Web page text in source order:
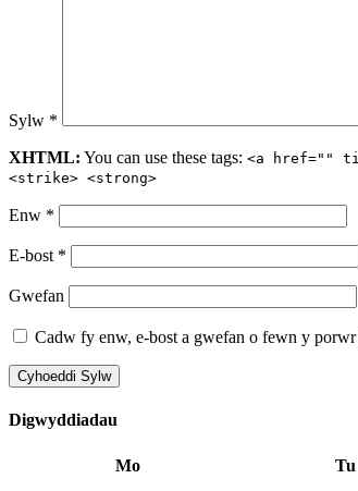
Sylw *
XHTML: You can use these tags: <a href=""
<strike> <strong>
Enw *
E-bost *
Gwefan
Cadw fy enw, e-bost a gwefan o fewn y
Digwyddiadau
Mo Tu